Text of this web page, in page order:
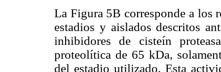
La Figura 5B corresponde a los
estadios y aislados descritos
inhibidores de cisteín
proteolítica de 65 kDa,
del estadio utilizado. Esta